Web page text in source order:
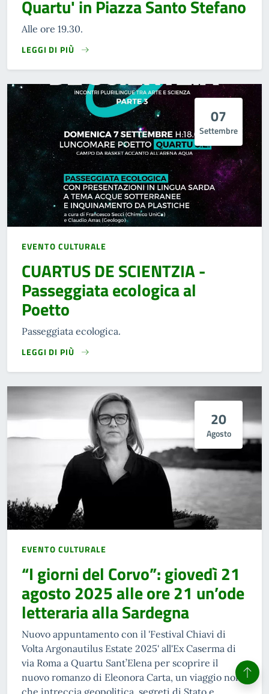
Quartu' in Piazza Santo Stefano
Alle ore 19.30.
LEGGI DI PIÙ
07
Settembre
EVENTO CULTURALE
CUARTUS DE SCIENTZIA -
Passeggiata ecologica al
Poetto
Passeggiata ecologica.
LEGGI DI PIÙ
20
Agosto
EVENTO CULTURALE
“I giorni del Corvo”: giovedì 21
agosto 2025 alle ore 21 un’ode
letteraria alla Sardegna
Nuovo appuntamento con il 'Festival Chiavi di
Volta Argonautilus Estate 2025' all'Ex Caserma di
via Roma a Quartu Sant’Elena per scoprire il
nuovo romanzo di Eleonora Carta, un viaggio noir
che intreccia geopolitica, segreti di Stato e